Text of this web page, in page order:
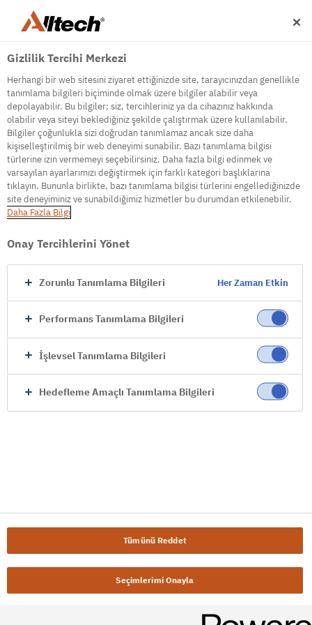
500
Internal Error Server
It seems we're experiencing some technical
difficulties. Try refreshing the page or go to the
Gizlilik Tercihi Merkezi
Herhangi bir web sitesini ziyaret ettiğinizde site, tarayıcınızdan genellikle
tanımlama bilgileri biçiminde olmak üzere bilgiler alabilir veya
depolayabilir. Bu bilgiler; siz, tercihleriniz ya da cihazınız hakkında
olabilir veya siteyi beklediğiniz şekilde çalıştırmak üzere kullanılabilir.
Bilgiler çoğunlukla sizi doğrudan tanımlamaz ancak size daha
kişiselleştirilmiş bir web deneyimi sunabilir. Bazı tanımlama bilgisi
türlerine izin vermemeyi seçebilirsiniz. Daha fazla bilgi edinmek ve
varsayılan ayarlarımızı değiştirmek için farklı kategori başlıklarına
tıklayın. Bununla birlikte, bazı tanımlama bilgisi türlerini engellediğinizde
site deneyiminiz ve sunabildiğimiz hizmetler bu durumdan etkilenebilir.
Daha Fazla Bilgi
Onay Tercihlerini Yönet
Zorunlu Tanımlama Bilgileri Her Zaman Etkin
Performans Tanımlama Bilgileri
İşlevsel Tanımlama Bilgileri
Hedefleme Amaçlı Tanımlama Bilgileri
Tümünü Reddet
Seçimlerimi Onayla